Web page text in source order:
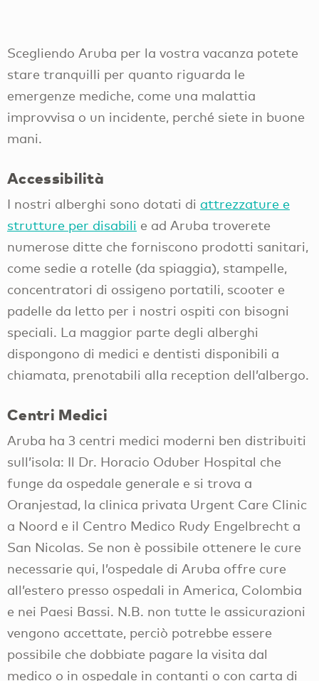
Scegliendo Aruba per la vostra vacanza potete
stare tranquilli per quanto riguarda le
emergenze mediche, come una malattia
improvvisa o un incidente, perché siete in buone
mani.
Accessibilità
I nostri alberghi sono dotati di attrezzature e
strutture per disabili e ad Aruba troverete
numerose ditte che forniscono prodotti sanitari,
come sedie a rotelle (da spiaggia), stampelle,
concentratori di ossigeno portatili, scooter e
padelle da letto per i nostri ospiti con bisogni
speciali. La maggior parte degli alberghi
dispongono di medici e dentisti disponibili a
chiamata, prenotabili alla reception dell’albergo.
Centri Medici
Aruba ha 3 centri medici moderni ben distribuiti
sull’isola: Il Dr. Horacio Oduber Hospital che
funge da ospedale generale e si trova a
Oranjestad, la clinica privata Urgent Care Clinic
a Noord e il Centro Medico Rudy Engelbrecht a
San Nicolas. Se non è possibile ottenere le cure
necessarie qui, l’ospedale di Aruba offre cure
all’estero presso ospedali in America, Colombia
e nei Paesi Bassi. N.B. non tutte le assicurazioni
vengono accettate, perciò potrebbe essere
possibile che dobbiate pagare la visita dal
medico o in ospedale in contanti o con carta di